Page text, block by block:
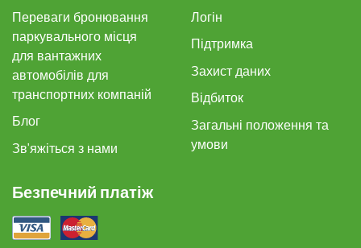
Переваги бронювання
паркувального місця
для вантажних
автомобілів для
транспортних компаній
Блог
Зв'яжіться з нами
Логін
Підтримка
Захист даних
Відбиток
Загальні положення та
умови
Безпечний платіж